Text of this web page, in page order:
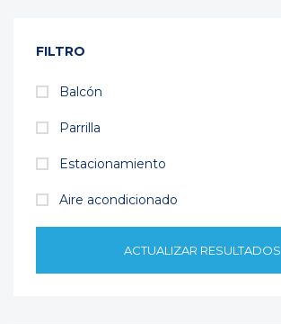
FILTRO
Balcón
Parrilla
Estacionamiento
Aire acondicionado
ACTUALIZAR RESULTADOS